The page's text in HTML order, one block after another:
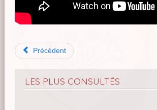
Précédent
LES PLUS CONSULTÉS